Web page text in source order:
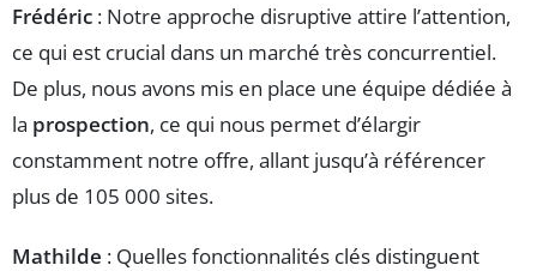
Frédéric : Notre approche disruptive attire l’attention,
ce qui est crucial dans un marché très concurrentiel.
De plus, nous avons mis en place une équipe dédiée à
la prospection, ce qui nous permet d’élargir
constamment notre offre, allant jusqu’à référencer
plus de 105 000 sites.
Mathilde : Quelles fonctionnalités clés distinguent